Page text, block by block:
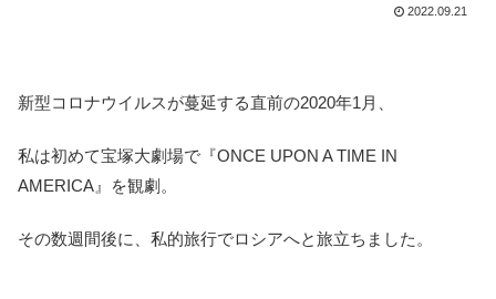
2022.09.21
新型コロナウイルスが蔓延する直前の2020年1月、
私は初めて宝塚大劇場で『ONCE UPON A TIME IN
AMERICA』を観劇。
その数週間後に、私的旅行でロシアへと旅立ちました。